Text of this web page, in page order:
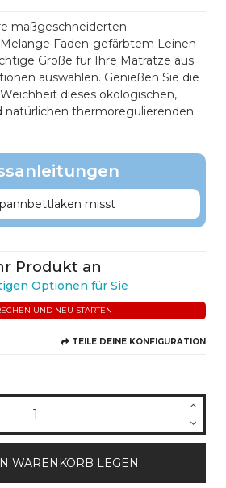
maßgeschneiderten
Faden-gefärbtem Leinen
Größe für Ihre Matratze aus
auswählen. Genießen Sie die
dieses ökologischen,
natürlichen thermoregulierenden
misst
Produkt an
Optionen für Sie
UND NEU STARTEN
TEILE DEINE KONFIGURATION
WARENKORB LEGEN